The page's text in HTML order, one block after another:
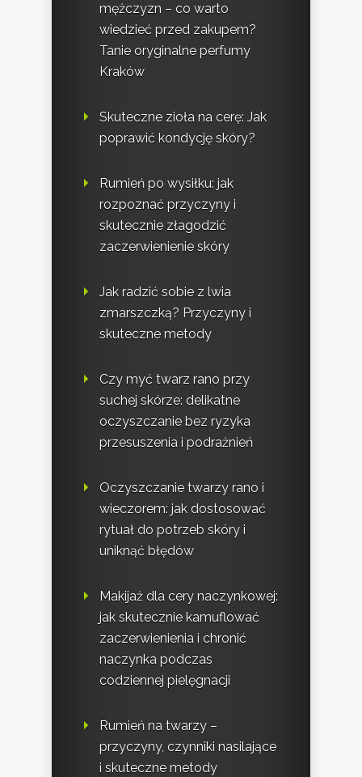
mężczyzn – co warto
wiedzieć przed zakupem?
Tanie oryginalne perfumy
Kraków
Skuteczne zioła na cerę: Jak
poprawić kondycję skóry?
Rumień po wysiłku: jak
rozpoznać przyczyny i
skutecznie złagodzić
zaczerwienienie skóry
Jak radzić sobie z lwia
zmarszczką? Przyczyny i
skuteczne metody
Czy myć twarz rano przy
suchej skórze: delikatne
oczyszczanie bez ryzyka
przesuszenia i podrażnień
Oczyszczanie twarzy rano i
wieczorem: jak dostosować
rytuał do potrzeb skóry i
uniknąć błędów
Makijaż dla cery naczynkowej:
jak skutecznie kamuflować
zaczerwienienia i chronić
naczynka podczas
codziennej pielęgnacji
Rumień na twarzy –
przyczyny, czynniki nasilające
i skuteczne metody